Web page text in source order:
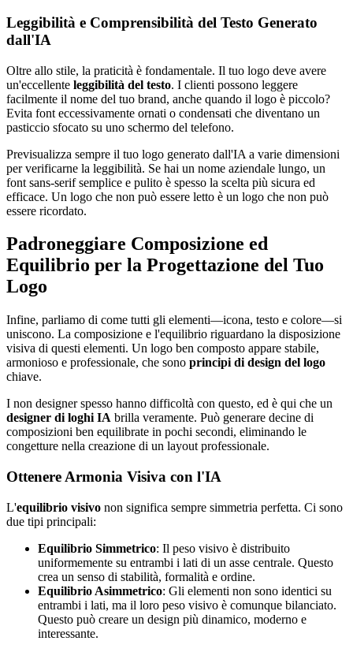
Leggibilità e Comprensibilità del Testo Generato
dall'IA
Oltre allo stile, la praticità è fondamentale. Il tuo logo deve avere
un'eccellente leggibilità del testo. I clienti possono leggere
facilmente il nome del tuo brand, anche quando il logo è piccolo?
Evita font eccessivamente ornati o condensati che diventano un
pasticcio sfocato su uno schermo del telefono.
Previsualizza sempre il tuo logo generato dall'IA a varie dimensioni
per verificarne la leggibilità. Se hai un nome aziendale lungo, un
font sans-serif semplice e pulito è spesso la scelta più sicura ed
efficace. Un logo che non può essere letto è un logo che non può
essere ricordato.
Padroneggiare Composizione ed
Equilibrio per la Progettazione del Tuo
Logo
Infine, parliamo di come tutti gli elementi—icona, testo e colore—si
uniscono. La composizione e l'equilibrio riguardano la disposizione
visiva di questi elementi. Un logo ben composto appare stabile,
armonioso e professionale, che sono principi di design del logo
chiave.
I non designer spesso hanno difficoltà con questo, ed è qui che un
designer di loghi IA brilla veramente. Può generare decine di
composizioni ben equilibrate in pochi secondi, eliminando le
congetture nella creazione di un layout professionale.
Ottenere Armonia Visiva con l'IA
L'equilibrio visivo non significa sempre simmetria perfetta. Ci sono
due tipi principali:
Equilibrio Simmetrico: Il peso visivo è distribuito
uniformemente su entrambi i lati di un asse centrale. Questo
crea un senso di stabilità, formalità e ordine.
Equilibrio Asimmetrico: Gli elementi non sono identici su
entrambi i lati, ma il loro peso visivo è comunque bilanciato.
Questo può creare un design più dinamico, moderno e
interessante.